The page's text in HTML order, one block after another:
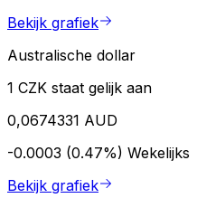
Bekijk grafiek
Australische dollar
1 CZK staat gelijk aan
0,0674331 AUD
-0.0003 (0.47%) Wekelijks
Bekijk grafiek